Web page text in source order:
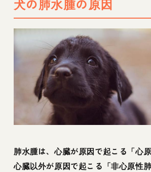
犬の肺水腫の原因
肺水腫は、心臓が原因で起こる「心
心臓以外が原因で起こる「非心原性